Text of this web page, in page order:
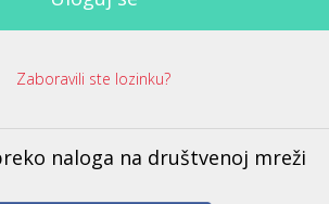
Zaboravili ste lozinku?
naloga na društvenoj mreži